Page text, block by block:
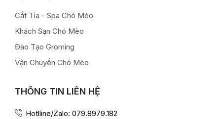
Cắt Tỉa - Spa Chó Mèo
Khách Sạn Chó Mèo
Đào Tạo Groming
Vận Chuyển Chó Mèo
THÔNG TIN LIÊN HỆ
Hotlline/Zalo: 079.8979.182